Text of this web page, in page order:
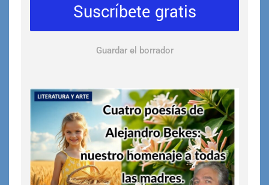
Suscríbete gratis
Guardar el borrador